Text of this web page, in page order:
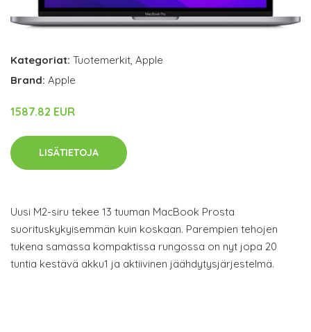
Kategoriat: Tuotemerkit, Apple
Brand: Apple
1587.82 EUR
LISÄTIETOJA
Uusi M2-siru tekee 13 tuuman MacBook Prosta
suorituskykyisemmän kuin koskaan. Parempien tehojen
tukena samassa kompaktissa rungossa on nyt jopa 20
tuntia kestävä akku1 ja aktiivinen jäähdytysjärjestelmä.